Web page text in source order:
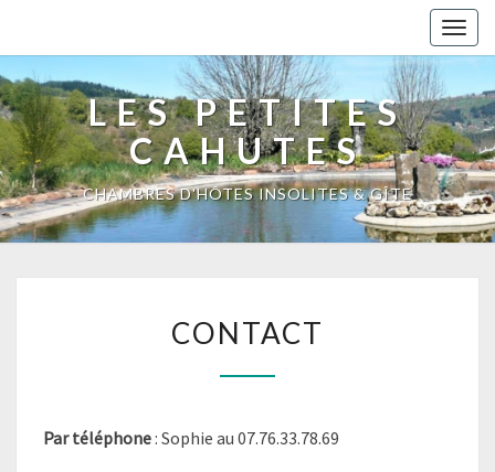
LES PETITES
CAHUTES
CHAMBRES D'HÔTES INSOLITES & GÎTE
CONTACT
Par téléphone: Sophie au 07.76.33.78.69